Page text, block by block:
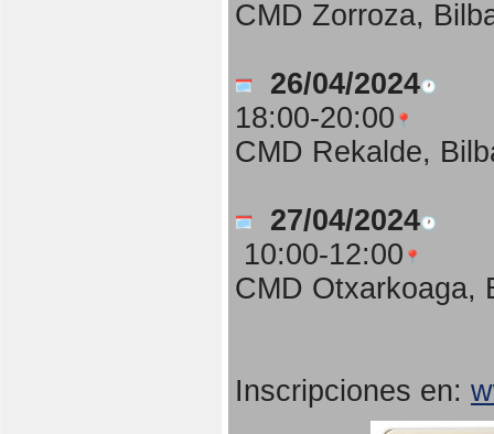
CMD Zorroza,
26/04/2024
18:00-20:00
CMD Rekalde,
27/04/2024
10:00-12:00
CMD Otxarkoaga,
Inscripciones en: